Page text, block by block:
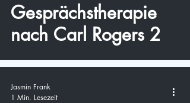
Gesprächstherapie
nach Carl Rogers 2
Jasmin Frank
1 Min. Lesezeit